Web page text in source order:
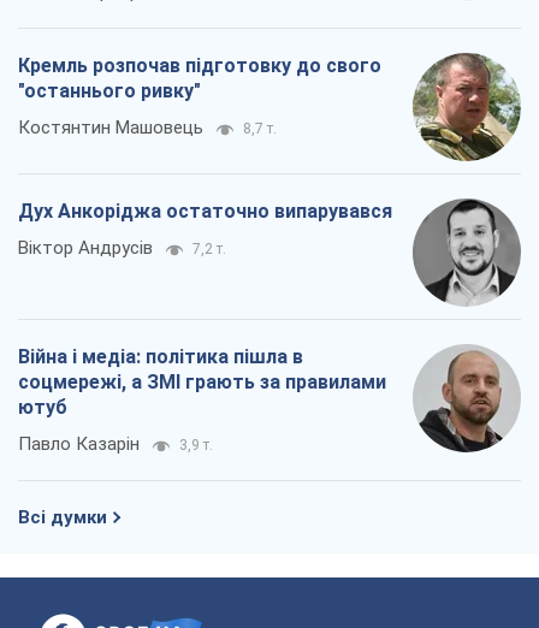
Кремль розпочав підготовку до свого
"останнього ривку"
Костянтин Машовець 8,7 т.
Дух Анкоріджа остаточно випарувався
Віктор Андрусів 7,2 т.
Війна і медіа: політика пішла в
соцмережі, а ЗМІ грають за правилами
ютуб
Павло Казарін 3,9 т.
Всі думки